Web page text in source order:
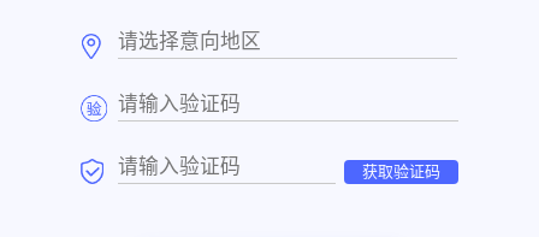
获取验证码